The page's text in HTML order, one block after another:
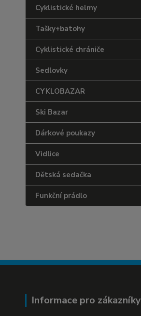
Cyklistické helmy
Tašky+batohy
Cyklistické chrániče
Sedlovky
CYKLOBAZAR
Ski Bazar
Dárkové poukazy
Vidlice
Dětská sedačka
Funkční prádlo
Informace pro zákazníky